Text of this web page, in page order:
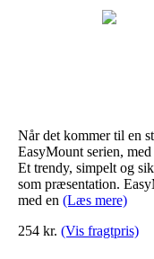
Når det kommer til en
EasyMount serien,
Et trendy, simpelt og
som præsentation.
med en (Læs mere)
254 kr. (Vis fragtpris)